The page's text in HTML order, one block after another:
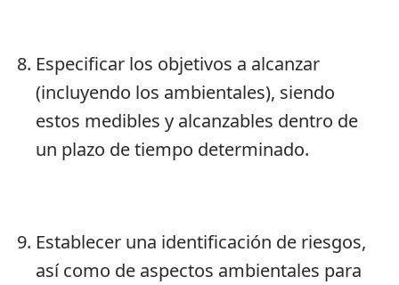
Especificar los objetivos a alcanzar
(incluyendo los ambientales), siendo
estos medibles y alcanzables dentro de
un plazo de tiempo determinado.
Establecer una identificación de riesgos,
así como de aspectos ambientales para